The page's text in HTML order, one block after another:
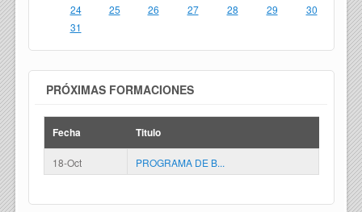
24
25 26 27 28 29
30
31
PRÓXIMAS FORMACIONES
Fecha Titulo
18-Oct PROGRAMA DE B...